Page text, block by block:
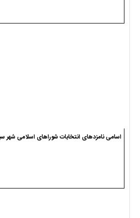
اسامی نامزدهای انتخابات شوراهای اسلامی شهر